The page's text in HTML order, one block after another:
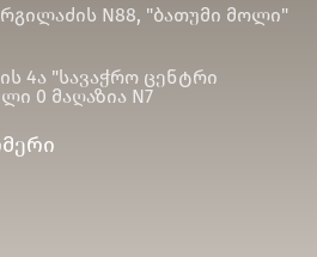
N88, "ბათუმი მოლი"
4ა "სავაჭრო ცენტრი
0 მაღაზია N7